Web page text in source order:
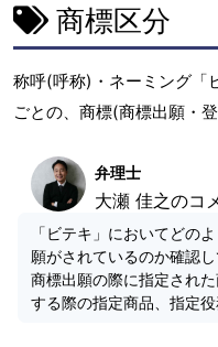
商標区分
称呼(呼称)・ネーミング「
ごとの、商標(商標出願・
弁理士
大瀬 佳之のコ
「ビテキ」においてどの
願がされているのか確認
商標出願の際に指定され
する際の指定商品、指定